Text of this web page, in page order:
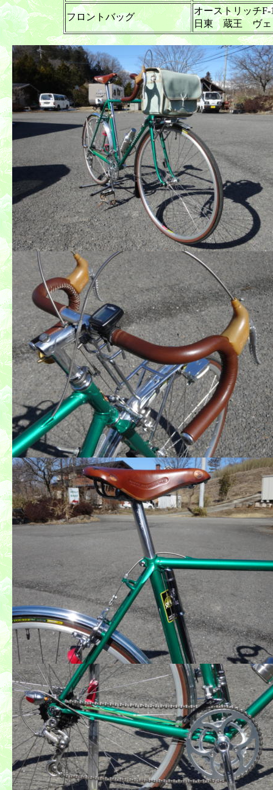
フロントバッグ
オーストリッチ
日東 蔵王 ヴェ